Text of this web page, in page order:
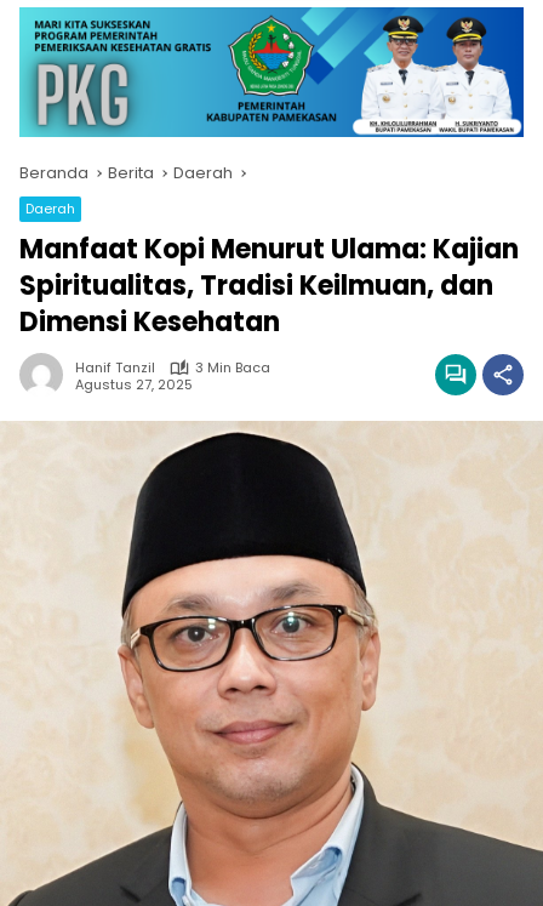
Beranda Berita Daerah
Daerah
Manfaat Kopi Menurut Ulama: Kajian
Spiritualitas, Tradisi Keilmuan, dan
Dimensi Kesehatan
Hanif Tanzil
3 Min Baca
Agustus 27, 2025